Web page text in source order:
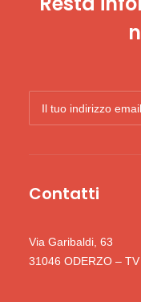
Contatti
Via Garibaldi, 63
31046 ODERZO – TV